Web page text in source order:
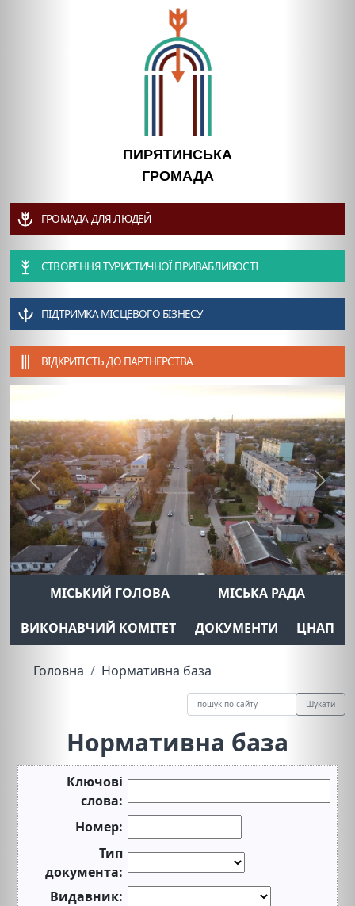
ПИРЯТИНСЬКА
ГРОМАДА
ГРОМАДА ДЛЯ ЛЮДЕЙ
СТВОРЕННЯ ТУРИСТИЧНОЇ ПРИВАБЛИВОСТІ
ПІДТРИМКА МІСЦЕВОГО БІЗНЕСУ
ВІДКРИТІСТЬ ДО ПАРТНЕРСТВА
Previous Next
МІСЬКИЙ ГОЛОВА
МІСЬКА РАДА
ВИКОНАВЧИЙ КОМІТЕТ
ДОКУМЕНТИ ЦНАП
Головна Нормативна база
Шукати
Нормативна база
Ключові
слова:
Номер:
Тип
документа:
Видавник: